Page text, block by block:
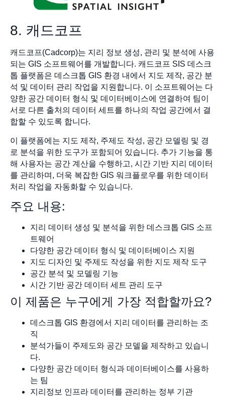
8. 캐드코프
캐드코프(Cadcorp)는 지리 정보 생성, 관리 및 분석에 사용
되는 GIS 소프트웨어를 개발합니다. 캐드코프 SIS 데스크
톱 플랫폼은 데스크톱 GIS 환경 내에서 지도 제작, 공간 분
석 및 데이터 관리 작업을 지원합니다. 이 소프트웨어는 다
양한 공간 데이터 형식 및 데이터베이스에 연결하여 팀이
서로 다른 출처의 데이터 세트를 하나의 작업 공간에서 결
합할 수 있도록 합니다.
이 플랫폼에는 지도 제작, 주제도 작성, 공간 모델링 및 경
로 분석을 위한 도구가 포함되어 있습니다. 추가 기능을 통
해 사용자는 공간 계산을 수행하고, 시간 기반 지리 데이터
를 관리하며, 더욱 복잡한 GIS 워크플로우를 위한 데이터
처리 작업을 자동화할 수 있습니다.
주요 내용:
지리 데이터 생성 및 분석을 위한 데스크톱 GIS 소프
트웨어
다양한 공간 데이터 형식 및 데이터베이스 지원
지도 디자인 및 주제도 작성을 위한 지도 제작 도구
공간 분석 및 모델링 기능
시간 기반 공간 데이터 세트 관리 도구
이 제품은 누구에게 가장 적합할까요?
데스크톱 GIS 환경에서 지리 데이터를 관리하는 조
직
분석가들이 주제도와 공간 모델을 제작하고 있습니
다.
다양한 공간 데이터 형식과 데이터베이스를 사용하
는 팀
지리정보 인프라 데이터를 관리하는 정부 기관